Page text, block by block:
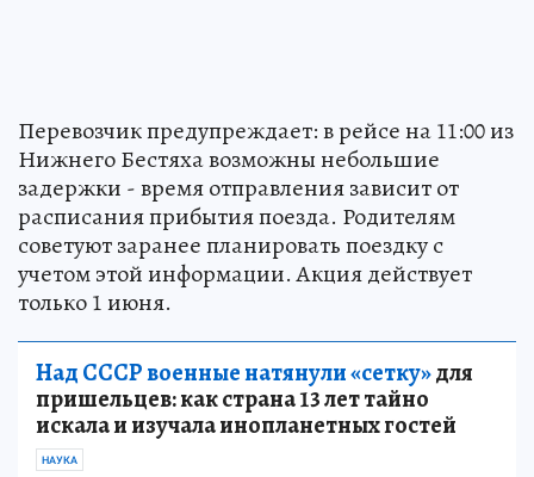
Перевозчик предупреждает: в рейсе на 11:00 из
Нижнего Бестяха возможны небольшие
задержки - время отправления зависит от
расписания прибытия поезда. Родителям
советуют заранее планировать поездку с
учетом этой информации. Акция действует
только 1 июня.
Над СССР военные натянули «сетку»для
пришельцев: как страна 13 лет тайно
искала и изучала инопланетных гостей
НАУКА